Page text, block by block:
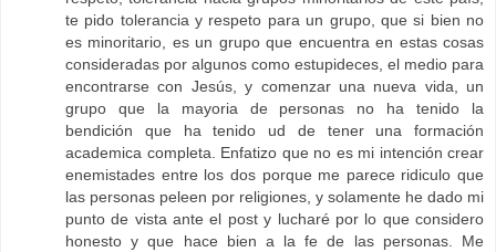
te pido tolerancia y respeto para un grupo, que si bien no
es minoritario, es un grupo que encuentra en estas cosas
consideradas por algunos como estupideces, el medio para
encontrarse con Jesús, y comenzar una nueva vida, un
grupo que la mayoria de personas no ha tenido la
bendición que ha tenido ud de tener una formación
academica completa. Enfatizo que no es mi intención crear
enemistades entre los dos porque me parece ridiculo que
las personas peleen por religiones, y solamente he dado mi
punto de vista ante el post y lucharé por lo que considero
honesto y que hace bien a la fe de las personas. Me